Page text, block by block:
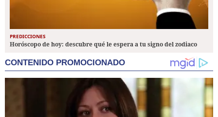
PREDICCIONES
Horóscopo de hoy: descubre qué le espera a tu signo del zodiaco
CONTENIDO PROMOCIONADO